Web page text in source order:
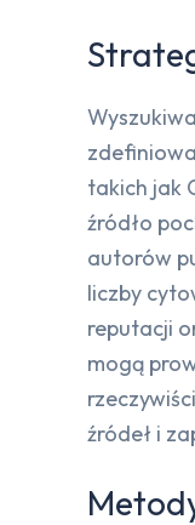
takich jak
źródło
autorów
liczby
reputacji
mogą
źródeł i